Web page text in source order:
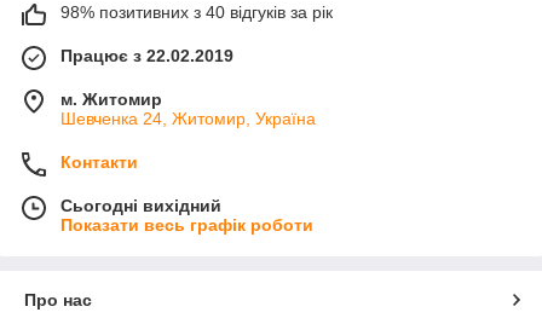
98% позитивних з 40 відгуків за рік
Працює з 22.02.2019
м. Житомир
Шевченка 24, Житомир, Україна
Контакти
Сьогодні вихідний
Показати весь графік роботи
Про нас